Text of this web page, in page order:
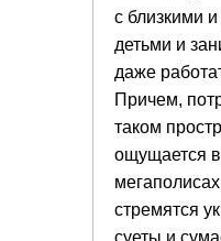
с близкими
детьми и
даже
Причем,
таком
ощущается в
стремятся
суеты и